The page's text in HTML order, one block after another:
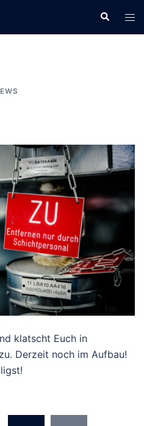
Suche
klatscht Euch in
Derzeit noch im Aufbau!